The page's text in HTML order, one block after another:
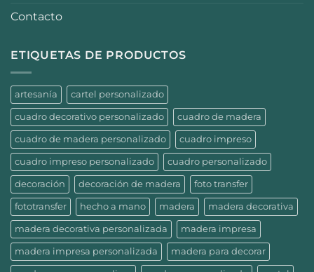
Contacto
ETIQUETAS DE PRODUCTOS
artesanía cartel personalizado
cuadro decorativo personalizado cuadro de madera
cuadro de madera personalizado cuadro impreso
cuadro impreso personalizado cuadro personalizado
decoración decoración de madera foto transfer
fototransfer hecho a mano madera madera decorativa
madera decorativa personalizada madera impresa
madera impresa personalizada madera para decorar